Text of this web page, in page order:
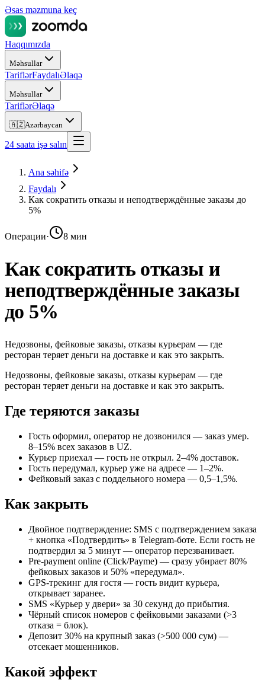
Əsas məzmuna keç
Haqqımızda
Məhsullar
TariflərFaydalıƏlaqə
Məhsullar
TariflərƏlaqə
🇦🇿Azərbaycan
24 saata işə salın
Ana səhifə
Faydalı
Как сократить отказы и неподтверждённые заказы до
5%
Операции· 8 мин
Как сократить отказы и
неподтверждённые заказы
до 5%
Недозвоны, фейковые заказы, отказы курьерам — где
ресторан теряет деньги на доставке и как это закрыть.
Недозвоны, фейковые заказы, отказы курьерам — где
ресторан теряет деньги на доставке и как это закрыть.
Где теряются заказы
Гость оформил, оператор не дозвонился — заказ умер.
8–15% всех заказов в UZ.
Курьер приехал — гость не открыл. 2–4% доставок.
Гость передумал, курьер уже на адресе — 1–2%.
Фейковый заказ с поддельного номера — 0,5–1,5%.
Как закрыть
Двойное подтверждение: SMS с подтверждением заказа
+ кнопка «Подтвердить» в Telegram-боте. Если гость не
подтвердил за 5 минут — оператор перезванивает.
Pre-payment online (Click/Payme) — сразу убирает 80%
фейковых заказов и 50% «передумал».
GPS-трекинг для гостя — гость видит курьера,
открывает заранее.
SMS «Курьер у двери» за 30 секунд до прибытия.
Чёрный список номеров с фейковыми заказами (>3
отказа = блок).
Депозит 30% на крупный заказ (>500 000 сум) —
отсекает мошенников.
Какой эффект